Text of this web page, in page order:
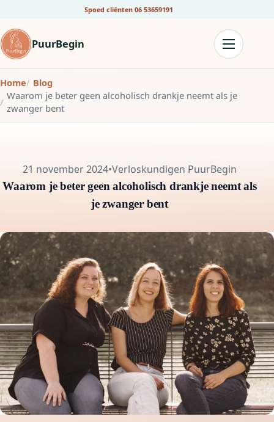
Spoed cliënten 06 53659191
PuurBegin
Home
Blog
Waarom je beter geen alcoholisch drankje neemt als je
zwanger bent
21 november 2024•Verloskundigen PuurBegin
Waarom je beter geen alcoholisch drankje neemt als
je zwanger bent